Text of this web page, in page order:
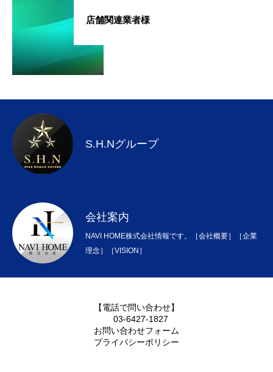
NAVI HOME 採用情報
物件関連
サービス
お知らせ
【電話で問い合わせ】
03-6427-1827
お問い合わせフォーム
店舗関連業者様
S.H.Nグループ
会社案内
NAVI HOME株式会社情報です。［会社概要］［企業
理念］［VISION］
【電話で問い合わせ】
03-6427-1827
お問い合わせフォーム
プライバシーポリシー